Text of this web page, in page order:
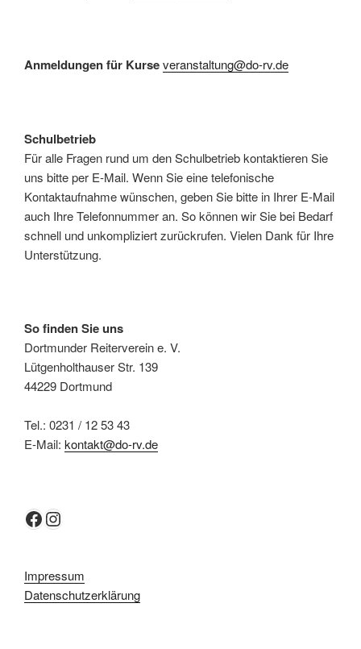
Anmeldungen für Kurseveranstaltung@do-rv.de
Schulbetrieb
Für alle Fragen rund um den Schulbetrieb kontaktieren Sie
uns bitte per E-Mail. Wenn Sie eine telefonische
Kontaktaufnahme wünschen, geben Sie bitte in Ihrer E-Mail
auch Ihre Telefonnummer an. So können wir Sie bei Bedarf
schnell und unkompliziert zurückrufen. Vielen Dank für Ihre
Unterstützung.
So finden Sie uns
Dortmunder Reiterverein e. V.
Lütgenholthauser Str. 139
44229 Dortmund
Tel.: 0231 / 12 53 43
E-Mail: kontakt@do-rv.de
Facebook
Instagram
Impressum
Datenschutzerklärung